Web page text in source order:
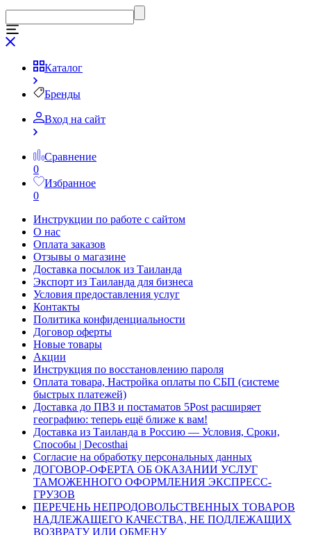
Каталог
Бренды
Вход на сайт
Сравнение
0
Избранное
0
Инструкции по работе с сайтом
О нас
Оплата заказов
Отзывы о магазине
Доставка посылок из Таиланда
Экспорт из Таиланда для бизнеса
Условия предоставления услуг
Контакты
Политика конфиденциальности
Договор оферты
Новые товары
Акции
Инструкция по восстановлению пароля
Оплата товара, Настройка оплаты по СБП (системе
быстрых платежей)
Доставка до ПВЗ и постаматов 5Post расширяет
географию: теперь ещё ближе к вам!
Доставка из Таиланда в Россию — Условия, Сроки,
Способы | Decosthai
Согласие на обработку персональных данных
ДОГОВОР-ОФЕРТА ОБ ОКАЗАНИИ УСЛУГ
ТАМОЖЕННОГО ОФОРМЛЕНИЯ ЭКСПРЕСС-
ГРУЗОВ
ПЕРЕЧЕНЬ НЕПРОДОВОЛЬСТВЕННЫХ ТОВАРОВ
НАДЛЕЖАЩЕГО КАЧЕСТВА, НЕ ПОДЛЕЖАЩИХ
ВОЗВРАТУ ИЛИ ОБМЕНУ